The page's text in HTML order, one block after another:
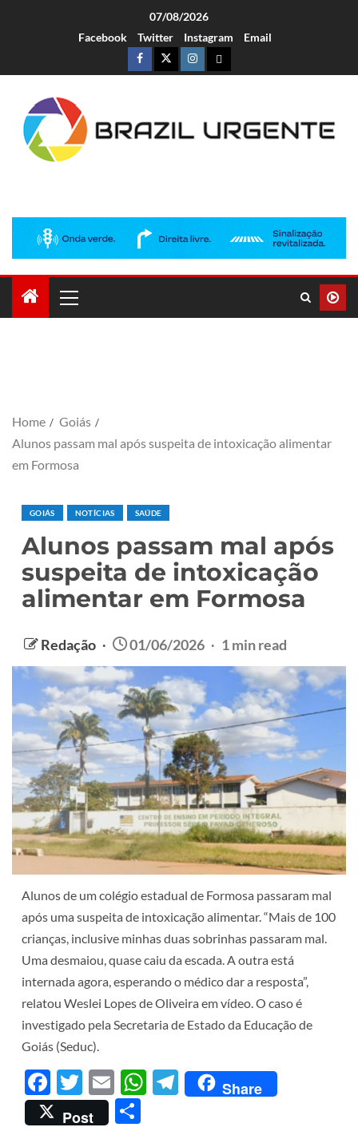
07/08/2026
Facebook
Twitter Instagram Email
Home
Goiás
Alunos passam mal após suspeita de intoxicação alimentar
em Formosa
GOIÁS NOTÍCIAS SAÚDE
Alunos passam mal após
suspeita de intoxicação
alimentar em Formosa
Redação 01/06/2026 1 min read
Alunos de um colégio estadual de Formosa passaram mal
após uma suspeita de intoxicação alimentar. “Mais de 100
crianças, inclusive minhas duas sobrinhas passaram mal.
Uma desmaiou, quase caiu da escada. A outra está
internada agora, esperando o médico dar a resposta”,
relatou Weslei Lopes de Oliveira em vídeo. O caso é
investigado pela Secretaria de Estado da Educação de
Goiás (Seduc).
Facebook
Twitter
EmailWhatsApp
Telegram
Share
Post